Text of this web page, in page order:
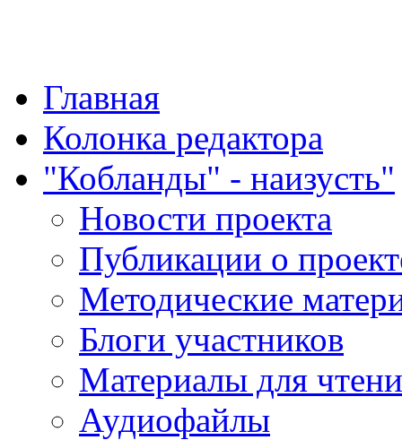
Главная
Колонка редактора
"Кобланды" - наизусть"
Новости проекта
Публикации о
Методические
Блоги участников
Материалы для
Аудиофайлы